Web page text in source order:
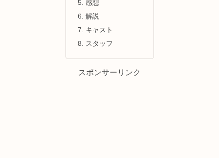
感想
解説
キャスト
スタッフ
スポンサーリンク